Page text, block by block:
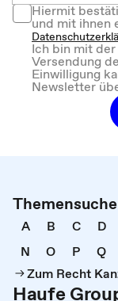
Hiermit
und mit ihnen
Ich bin mit
Versendung
Einwilligung
Newsletter
Themensuche
A B C D
N
O P Q
Zum Recht
Haufe